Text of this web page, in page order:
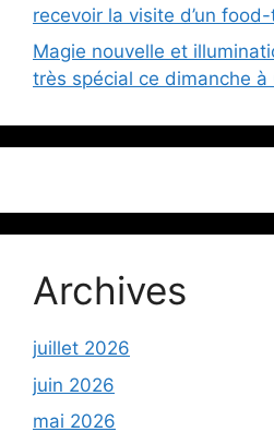
recevoir la visite d’un
Magie nouvelle et
très spécial ce dimanche à
Archives
juillet 2026
juin 2026
mai 2026